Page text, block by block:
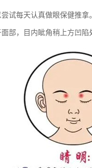
试每天认真做眼保健推拿。
面部，目内眦角稍上方凹